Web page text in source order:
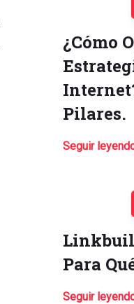
¿Cómo
Pilares.
Seguir
Para
Seguir